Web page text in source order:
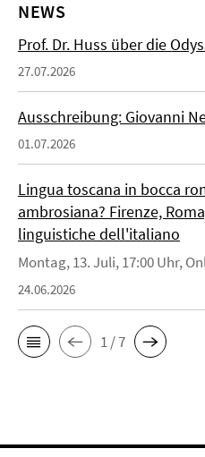
NEWS
Prof. Dr. Huss über die
27.07.2026
Ausschreibung: Giovanni
01.07.2026
Lingua toscana in bocca
ambrosiana? Firenze,
linguistiche dell'italiano
Montag, 13. Juli, 17:00 Uhr,
24.06.2026
1 / 7